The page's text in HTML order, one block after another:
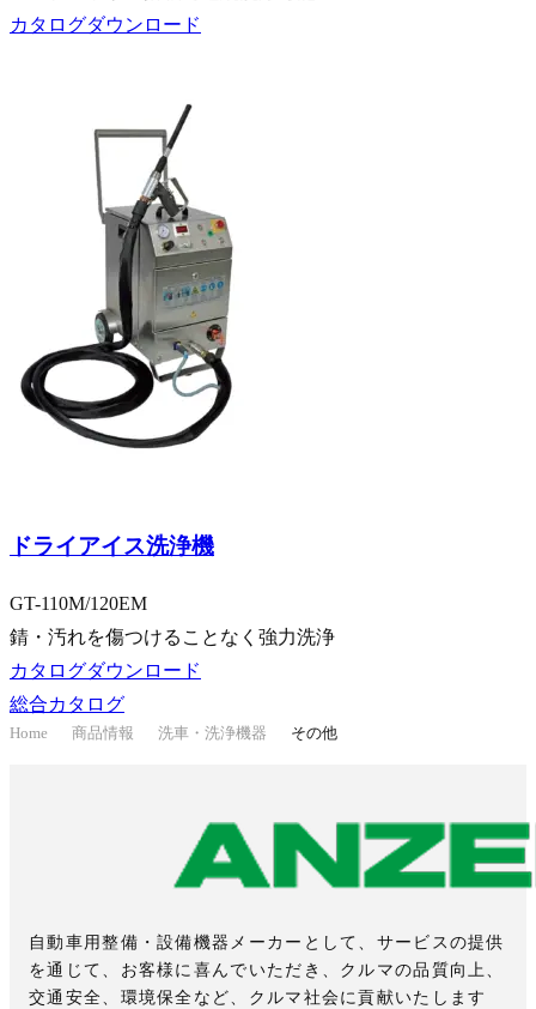
カタログダウンロード
ドライアイス洗浄機
GT-110M/120EM
錆・汚れを傷つけることなく強力洗浄
カタログダウンロード
総合カタログ
Home 商品情報 洗車・洗浄機器 その他
自動車用整備・設備機器メーカーとして、サービスの提供
を通じて、お客様に喜んでいただき、クルマの品質向上、
交通安全、環境保全など、クルマ社会に貢献いたします